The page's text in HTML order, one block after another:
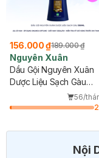
156.000 ₫189.000 ₫
Nguyên Xuân
Dầu Gội Nguyên Xuân
Dược Liệu Sạch Gàu
56/
2
Nội